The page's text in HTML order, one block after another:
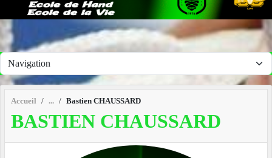
Accueil Bastien CHAUSSARD
BASTIEN CHAUSSARD